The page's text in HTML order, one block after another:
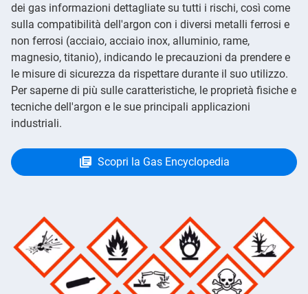
dei gas informazioni dettagliate su tutti i rischi, così come
sulla compatibilità dell'argon con i diversi metalli ferrosi e
non ferrosi (acciaio, acciaio inox, alluminio, rame,
magnesio, titanio), indicando le precauzioni da prendere e
le misure di sicurezza da rispettare durante il suo utilizzo.
Per saperne di più sulle caratteristiche, le proprietà fisiche e
tecniche dell'argon e le sue principali applicazioni
industriali.
Scopri la Gas Encyclopedia